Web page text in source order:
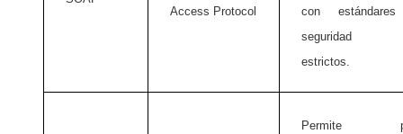
Access Protocol
con
seguridad
estrictos.
Permite